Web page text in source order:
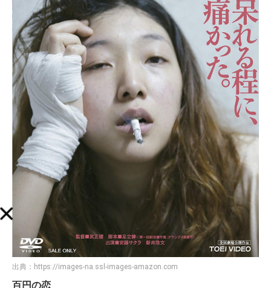
出典： https://images-na.ssl-images-amazon.com
百円の恋